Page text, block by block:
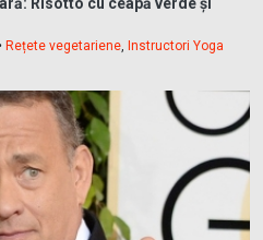
Risotto cu ceapă verde și
Rețete vegetariene, Instructori Yoga